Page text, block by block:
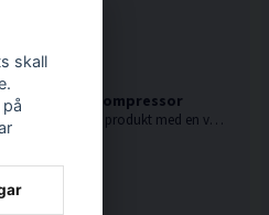
Högtryckskompressor
AKHL1260E är en högteknologisk produkt med en väl genomtänkt kompakt och modern design.
skall